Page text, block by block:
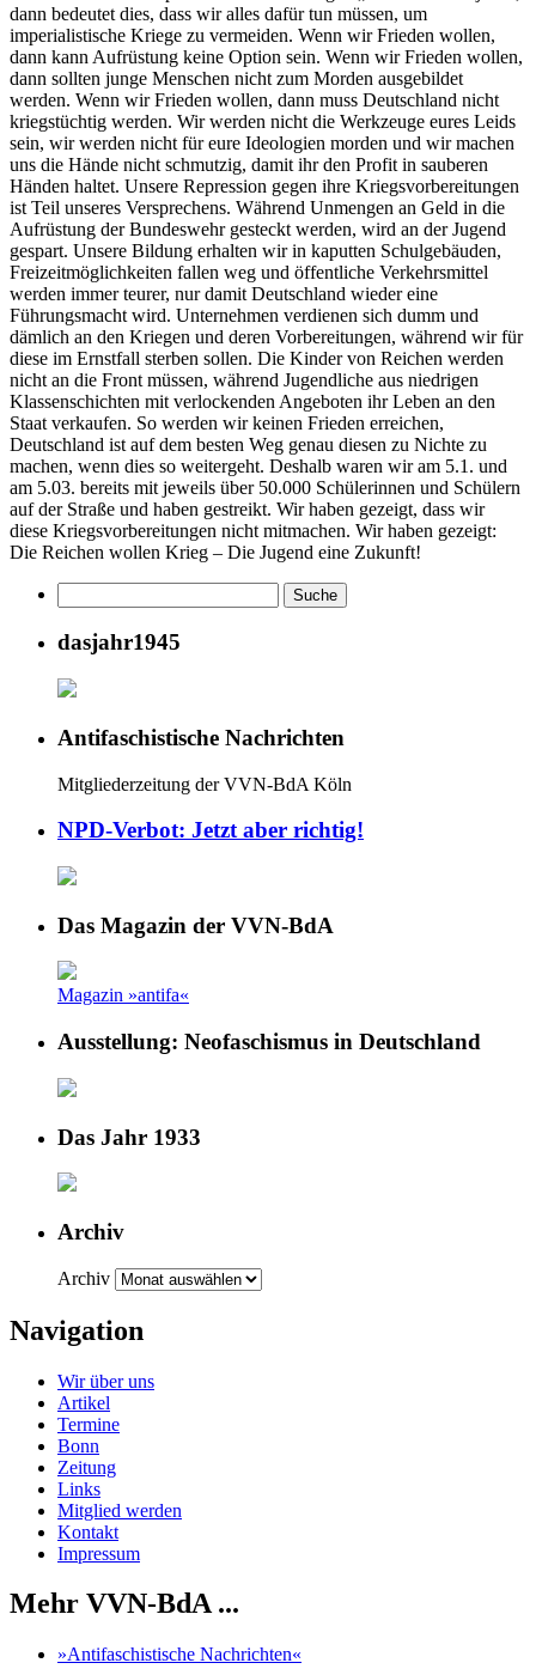
dann bedeutet dies, dass wir alles dafür tun müssen, um
imperialistische Kriege zu vermeiden. Wenn wir Frieden wollen,
dann kann Aufrüstung keine Option sein. Wenn wir Frieden wollen,
dann sollten junge Menschen nicht zum Morden ausgebildet
werden. Wenn wir Frieden wollen, dann muss Deutschland nicht
kriegstüchtig werden. Wir werden nicht die Werkzeuge eures Leids
sein, wir werden nicht für eure Ideologien morden und wir machen
uns die Hände nicht schmutzig, damit ihr den Profit in sauberen
Händen haltet. Unsere Repression gegen ihre Kriegsvorbereitungen
ist Teil unseres Versprechens. Während Unmengen an Geld in die
Aufrüstung der Bundeswehr gesteckt werden, wird an der Jugend
gespart. Unsere Bildung erhalten wir in kaputten Schulgebäuden,
Freizeitmöglichkeiten fallen weg und öffentliche Verkehrsmittel
werden immer teurer, nur damit Deutschland wieder eine
Führungsmacht wird. Unternehmen verdienen sich dumm und
dämlich an den Kriegen und deren Vorbereitungen, während wir für
diese im Ernstfall sterben sollen. Die Kinder von Reichen werden
nicht an die Front müssen, während Jugendliche aus niedrigen
Klassenschichten mit verlockenden Angeboten ihr Leben an den
Staat verkaufen. So werden wir keinen Frieden erreichen,
Deutschland ist auf dem besten Weg genau diesen zu Nichte zu
machen, wenn dies so weitergeht. Deshalb waren wir am 5.1. und
am 5.03. bereits mit jeweils über 50.000 Schülerinnen und Schülern
auf der Straße und haben gestreikt. Wir haben gezeigt, dass wir
diese Kriegsvorbereitungen nicht mitmachen. Wir haben gezeigt:
Die Reichen wollen Krieg – Die Jugend eine Zukunft!
dasjahr1945
Antifaschistische Nachrichten
Mitgliederzeitung der VVN-BdA Köln
NPD-Verbot: Jetzt aber richtig!
Das Magazin der VVN-BdA
Magazin »antifa«
Ausstellung: Neofaschismus in Deutschland
Das Jahr 1933
Archiv
Archiv
Navigation
Wir über uns
Artikel
Termine
Bonn
Zeitung
Links
Mitglied werden
Kontakt
Impressum
Mehr VVN-BdA ...
»Antifaschistische Nachrichten«